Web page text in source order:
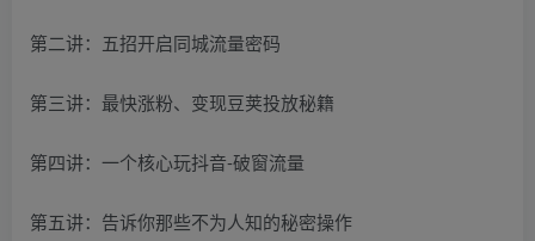
第二讲：五招开启同城流量密码
第三讲：最快涨粉、变现豆荚投放秘籍
第四讲：一个核心玩抖音-破窗流量
第五讲：告诉你那些不为人知的秘密操作